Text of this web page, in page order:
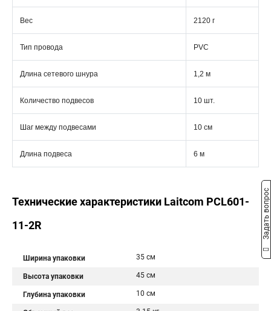
Вес 2120 г
Тип провода PVC
Длина сетевого шнура 1,2 м
Количество подвесов 10 шт.
Шаг между подвесами 10 см
Длина подвеса 6 м
Технические характеристики Laitcom PCL601-
11-2R
Ширина упаковки 35 см
Высота упаковки 45 см
Глубина упаковки 10 см
Задать вопрос